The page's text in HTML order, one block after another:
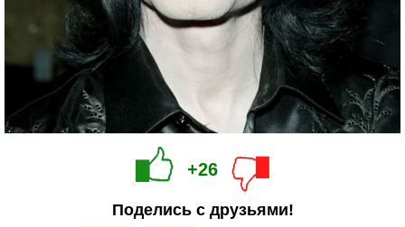
+26
Поделись с друзьями!